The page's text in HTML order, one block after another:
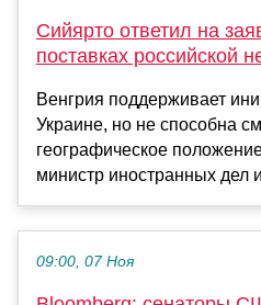
Сийярто ответил на
поставках российской
Венгрия поддерживает
Украине, но не способна
географическое
министр иностранных дел
09:00, 07 Ноя